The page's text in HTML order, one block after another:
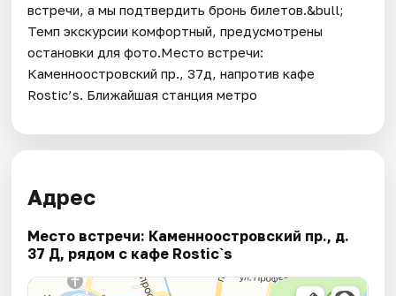
встречи, а мы подтвердить бронь билетов.&bull;
Темп экскурсии комфортный, предусмотрены
остановки для фото.Место встречи:
Каменноостровский пр., 37д, напротив кафе
Rostic’s. Ближайшая станция метро
Адрес
Место встречи: Каменноостровский пр., д.
37 Д, рядом с кафе Rostic`s